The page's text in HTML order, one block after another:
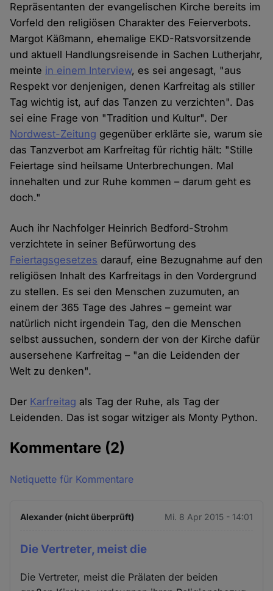
Repräsentanten der evangelischen Kirche bereits im
Vorfeld den religiösen Charakter des Feierverbots.
Margot Käßmann, ehemalige EKD-Ratsvorsitzende
und aktuell Handlungsreisende in Sachen Lutherjahr,
meinte in einem Interview, es sei angesagt, "aus
Respekt vor denjenigen, denen Karfreitag als stiller
Tag wichtig ist, auf das Tanzen zu verzichten". Das
sei eine Frage von "Tradition und Kultur". Der
Nordwest-Zeitung gegenüber erklärte sie, warum sie
das Tanzverbot am Karfreitag für richtig hält: "Stille
Feiertage sind heilsame Unterbrechungen. Mal
innehalten und zur Ruhe kommen – darum geht es
doch."
Auch ihr Nachfolger Heinrich Bedford-Strohm
verzichtete in seiner Befürwortung des
Feiertagsgesetzes darauf, eine Bezugnahme auf den
religiösen Inhalt des Karfreitags in den Vordergrund
zu stellen. Es sei den Menschen zuzumuten, an
einem der 365 Tage des Jahres – gemeint war
natürlich nicht irgendein Tag, den die Menschen
selbst aussuchen, sondern der von der Kirche dafür
ausersehene Karfreitag – "an die Leidenden der
Welt zu denken".
Der Karfreitag als Tag der Ruhe, als Tag der
Leidenden. Das ist sogar witziger als Monty Python.
Kommentare (2)
Netiquette für Kommentare
Alexander (nicht überprüft) Mi. 8 Apr 2015 - 14:01
Die Vertreter, meist die
Die Vertreter, meist die Prälaten der beiden